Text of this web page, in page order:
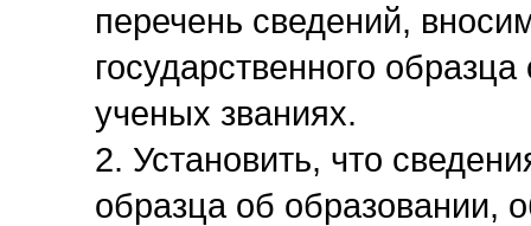
перечень сведений,
государственного
ученых званиях.
2. Установить, что
образца об образовании,